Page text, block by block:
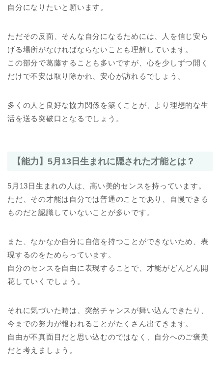
自分になりたいと願います。
ただその反面、そんな自分になるためには、人を信じ安ら
げる場所がなければならないことも理解しています。
この部分で葛藤することも多いですが、心を少しずつ開く
だけで不安は取り除かれ、安心が訪れるでしょう。
多くの人と良好な協力関係を築くことが、より理想的な生
活を送る突破口となるでしょう。
【能力】5月13日生まれに隠された才能とは？
5月13日生まれの人は、高い美的センスを持っています。
ただ、その才能は自分では普通のことであり、自慢できる
ものだと認識していないことが多いです。
また、なかなか自分に自信を持つことができないため、表
現するのをためらっています。
自分のセンスを自由に表現することで、才能がどんどん開
花していくでしょう。
それに気づいた時は、突然チャンスが舞い込んできたり、
今までの努力が報われることがたくさん出てきます。
自由が不真面目だと思い込むのではなく、自分へのご褒美
だと考えましょう。